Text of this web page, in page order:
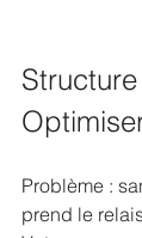
Problème :
prend le